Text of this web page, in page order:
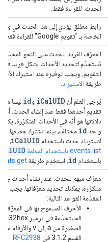
الحدث. للقراءة فقط.
رابط مطلق يؤدي إلى هذا الحدث في
الخاصة بـ "تقويم Google" للقراءة فقط.
المعرّف الفريد للحدث على النحو المحدّد
يُستخدَم لتحديد الأحداث بشكل فريد في
التقويم، ويجب توفيره عند استيراد
طريقة الاستيراد
يُرجى العِلم أنّ iCalUID وid ليسا
تقديم أحدهما فقط عند إنشاء الحدث. أحد
دلالاتها هو أنّه في الأحداث المتكرّرة،
واحد id مختلف، بينما تشترك جميعها
لاسترداد حدث باستخدام iCalUID،
events.list باستخدام المَعلمة
باستخدام id، استخدِم طريقة
معرّف مبهم للحدث. عند إنشاء أحداث
متكرّرة، يمكنك تحديد معرّفاتها. يجب أن
المقدَّمة القواعد التالية:
الأحرف المسموح بها في المعرّف
القسم 3.1.2 في RFC2938